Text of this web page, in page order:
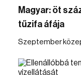
Magyar: öt
tűzifa áfája
Szeptember